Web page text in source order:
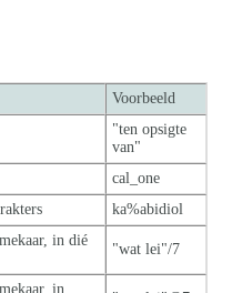
Voorbeeld
"ten opsigte
van"
cal_one
ka%abidiol
in dié
"wat lei"/7
in